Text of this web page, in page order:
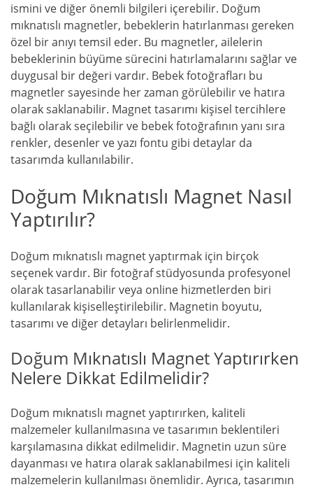
ismini ve diğer önemli bilgileri içerebilir. Doğum
mıknatıslı magnetler, bebeklerin hatırlanması gereken
özel bir anıyı temsil eder. Bu magnetler, ailelerin
bebeklerinin büyüme sürecini hatırlamalarını sağlar ve
duygusal bir değeri vardır. Bebek fotoğrafları bu
magnetler sayesinde her zaman görülebilir ve hatıra
olarak saklanabilir. Magnet tasarımı kişisel tercihlere
bağlı olarak seçilebilir ve bebek fotoğrafının yanı sıra
renkler, desenler ve yazı fontu gibi detaylar da
tasarımda kullanılabilir.
Doğum Mıknatıslı Magnet Nasıl
Yaptırılır?
Doğum mıknatıslı magnet yaptırmak için birçok
seçenek vardır. Bir fotoğraf stüdyosunda profesyonel
olarak tasarlanabilir veya online hizmetlerden biri
kullanılarak kişiselleştirilebilir. Magnetin boyutu,
tasarımı ve diğer detayları belirlenmelidir.
Doğum Mıknatıslı Magnet Yaptırırken
Nelere Dikkat Edilmelidir?
Doğum mıknatıslı magnet yaptırırken, kaliteli
malzemeler kullanılmasına ve tasarımın beklentileri
karşılamasına dikkat edilmelidir. Magnetin uzun süre
dayanması ve hatıra olarak saklanabilmesi için kaliteli
malzemelerin kullanılması önemlidir. Ayrıca, tasarımın